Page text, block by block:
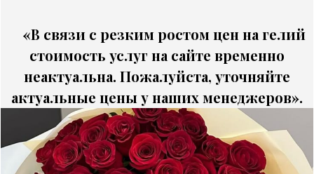
«В связи с резким ростом цен на гелий
стоимость услуг на сайте временно
неактуальна. Пожалуйста, уточняйте
актуальные цены у наших менеджеров».